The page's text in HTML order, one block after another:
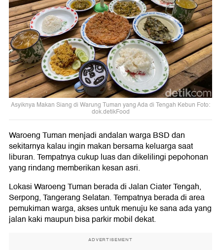
Asyiknya Makan Siang di Warung Tuman yang Ada di Tengah Kebun Foto:
dok.detikFood
Waroeng Tuman menjadi andalan warga BSD dan
sekitarnya kalau ingin makan bersama keluarga saat
liburan. Tempatnya cukup luas dan dikelilingi pepohonan
yang rindang memberikan kesan asri.
Lokasi Waroeng Tuman berada di Jalan Ciater Tengah,
Serpong, Tangerang Selatan. Tempatnya berada di area
pemukiman warga, akses untuk menuju ke sana ada yang
jalan kaki maupun bisa parkir mobil dekat.
ADVERTISEMENT